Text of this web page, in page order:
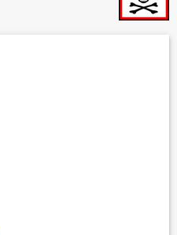
czy sobota, razem
atmosfera, więc zaproś i